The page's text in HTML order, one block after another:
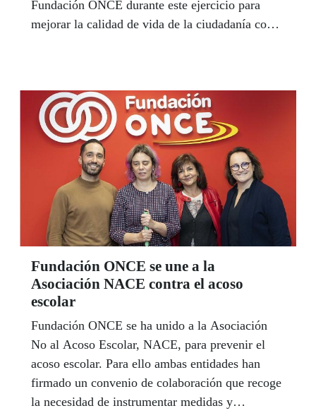
Fundación ONCE durante este ejercicio para
mejorar la calidad de vida de la ciudadanía con
Fundación ONCE se une a la
Asociación NACE contra el acoso
escolar
Fundación ONCE se ha unido a la Asociación
No al Acoso Escolar, NACE, para prevenir el
acoso escolar. Para ello ambas entidades han
firmado un convenio de colaboración que recoge
la necesidad de instrumentar medidas y